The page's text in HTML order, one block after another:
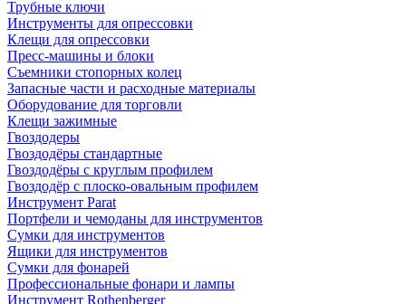
Трубные ключи
Инструменты для опрессовки
Клещи для опрессовки
Пресс-машины и блоки
Съемники стопорных колец
Запасные части и расходные материалы
Оборудование для торговли
Клещи зажимные
Гвоздодеры
Гвоздодёры стандартные
Гвоздодёры с круглым профилем
Гвоздодёр с плоско-овальным профилем
Инструмент Parat
Портфели и чемоданы для инструментов
Сумки для инструментов
Ящики для инструментов
Сумки для фонарей
Профессиональные фонари и лампы
Инструмент Rothenberger